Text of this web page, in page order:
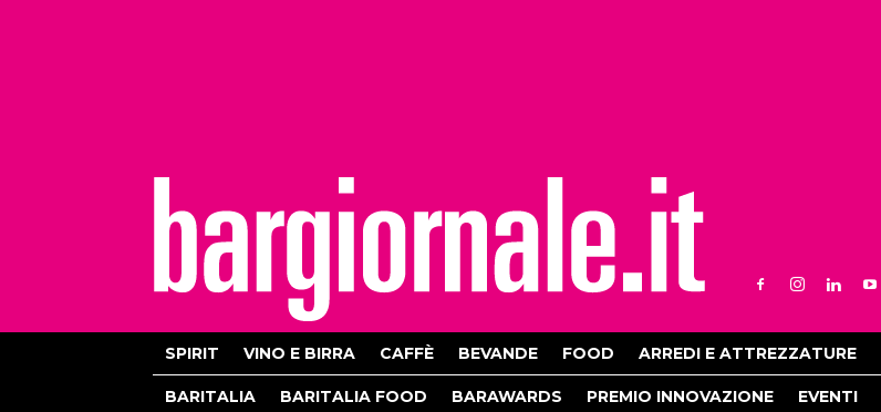
SPIRIT VINO E BIRRA CAFFÈ BEVANDE FOOD ARREDI E ATTREZZATURE
BARITALIA BARITALIA FOOD BARAWARDS PREMIO INNOVAZIONE EVENTI